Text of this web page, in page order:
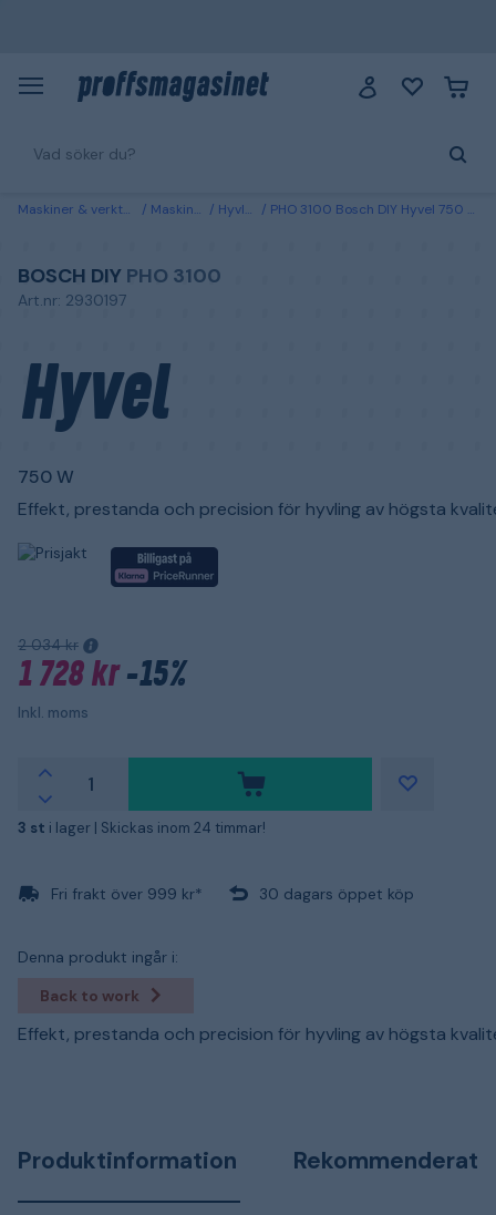
Maskiner & verktyg Maskiner Hyvlar PHO 3100 Bosch DIY Hyvel 750 W
BOSCH DIY PHO 3100
Art.nr: 2930197
Hyvel
750 W
Effekt, prestanda och precision för hyvling av högsta
2 034 kr
1 728 kr-15%
Inkl. moms
3 st i lager | Skickas inom 24 timmar!
Fri frakt över 999 kr* 30 dagars öppet köp
Denna produkt ingår i:
Back to work
Effekt, prestanda och precision för hyvling av högsta
Produktinformation Rekommenderat